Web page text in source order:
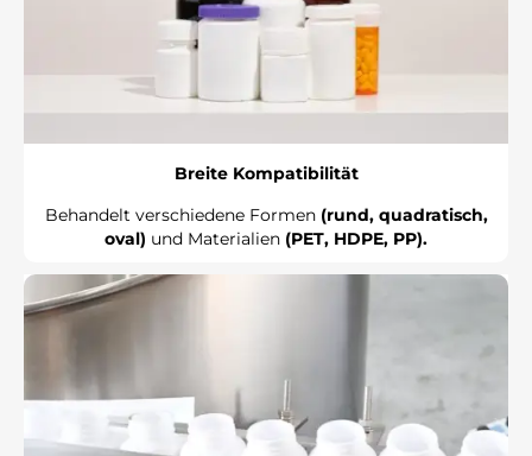
Breite Kompatibilität
Behandelt verschiedene Formen (rund, quadratisch,
oval) und Materialien (PET, HDPE, PP).